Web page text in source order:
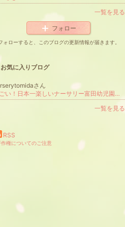
一覧を見る
フォロー
ォローすると、このブログの更新情報が届きます。
お気に入りブログ
さん
すごい！日本一楽しいナーサリー富田幼児園のブログ
一覧を見る
RSS
権についてのご注意